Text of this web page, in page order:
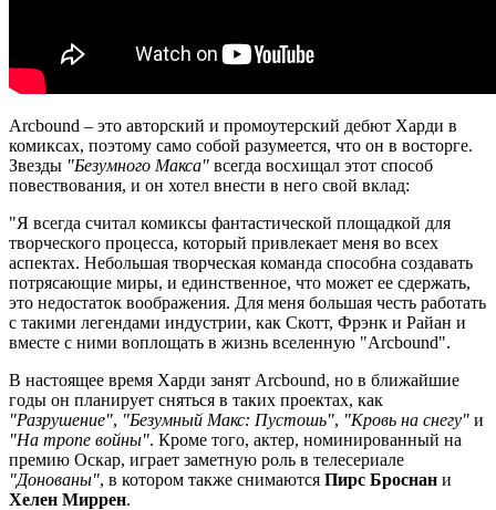
Arcbound – это авторский и промоутерский дебют Харди в
комиксах, поэтому само собой разумеется, что он в восторге.
Звезды "Безумного Макса" всегда восхищал этот способ
повествования, и он хотел внести в него свой вклад:
"Я всегда считал комиксы фантастической площадкой для
творческого процесса, который привлекает меня во всех
аспектах. Небольшая творческая команда способна создавать
потрясающие миры, и единственное, что может ее сдержать,
это недостаток воображения. Для меня большая честь работать
с такими легендами индустрии, как Скотт, Фрэнк и Райан и
вместе с ними воплощать в жизнь вселенную "Arcbound".
В настоящее время Харди занят Arcbound, но в ближайшие
годы он планирует сняться в таких проектах, как
"Разрушение", "Безумный Макс: Пустошь", "Кровь на снегу" и
"На тропе войны". Кроме того, актер, номинированный на
премию Оскар, играет заметную роль в телесериале
"Донованы", в котором также снимаются Пирс Броснан и
Хелен Миррен.